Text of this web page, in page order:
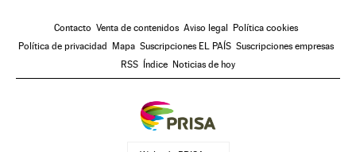
Contacto Venta de contenidos Aviso legal Política cookies
Política de privacidad Mapa Suscripciones EL PAÍS Suscripciones empresas
RSS Índice Noticias de hoy